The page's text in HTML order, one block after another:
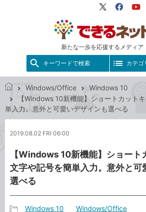
新たな一歩を応援するメディア
X（旧
キーワードで検索 カテゴ
き
ッ
Windows/Office
Windows 10
【Windows 10新機能】ショートカット
単入力。意外と可愛いデザインも選べる
2019.08.02 FRI 06:00
【Windows 10新機能】ショート
文字や記号を簡単入力。意外と可
選べる
Windows 10 Windows/Office